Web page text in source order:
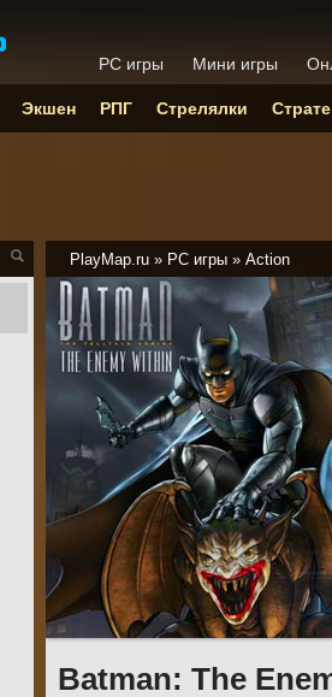
PlayMap.ru » PC игры » Action
Batman: The
PC игры Мини игры
Экшен РПГ Стрелялки